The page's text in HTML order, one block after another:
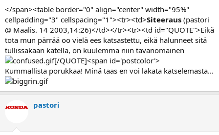
</span><table border="0" align="center" width="95%"
cellpadding="3" cellspacing="1"><tr><td>Siteeraus (pastori
@ Maalis. 14 2003,14:26)</td></tr><tr><td id="QUOTE">Eikä
tota mun pärrää oo vielä ees katsastettu, eikä halunneet sitä
tullissakaan katella, on kuulemma niin tavanomainen
[/QUOTE]<span id='postcolor'>
Kummallista porukkaa! Minä taas en voi lakata katselemasta...
pastori